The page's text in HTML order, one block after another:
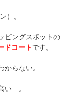
）。
ピングスポットの
ドコートです。
からない。
い…。